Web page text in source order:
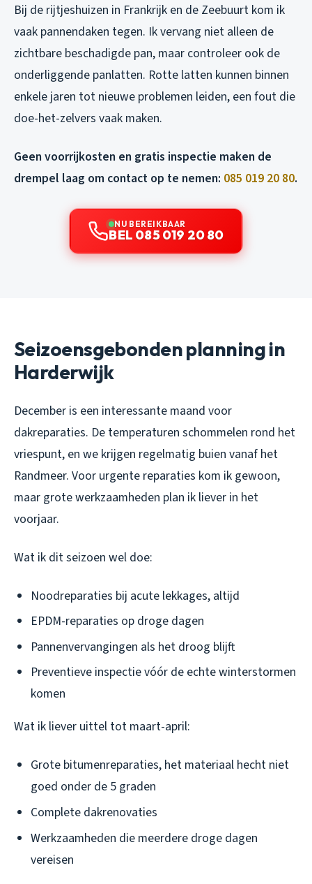
Bij de rijtjeshuizen in Frankrijk en de Zeebuurt kom ik
vaak pannendaken tegen. Ik vervang niet alleen de
zichtbare beschadigde pan, maar controleer ook de
onderliggende panlatten. Rotte latten kunnen binnen
enkele jaren tot nieuwe problemen leiden, een fout die
doe-het-zelvers vaak maken.
Geen voorrijkosten en gratis inspectie maken de
drempel laag om contact op te nemen: 085 019 20 80.
NU BEREIKBAAR
BEL 085 019 20 80
Seizoensgebonden planning in
Harderwijk
December is een interessante maand voor
dakreparaties. De temperaturen schommelen rond het
vriespunt, en we krijgen regelmatig buien vanaf het
Randmeer. Voor urgente reparaties kom ik gewoon,
maar grote werkzaamheden plan ik liever in het
voorjaar.
Wat ik dit seizoen wel doe:
Noodreparaties bij acute lekkages, altijd
EPDM-reparaties op droge dagen
Pannenvervangingen als het droog blijft
Preventieve inspectie vóór de echte winterstormen
komen
Wat ik liever uittel tot maart-april:
Grote bitumenreparaties, het materiaal hecht niet
goed onder de 5 graden
Complete dakrenovaties
Werkzaamheden die meerdere droge dagen
vereisen